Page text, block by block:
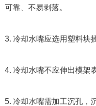
可靠、不易剥落。
3. 冷却水嘴应选用塑料块
4. 冷却水嘴不应伸出模架
5. 冷却水嘴需加工沉孔，